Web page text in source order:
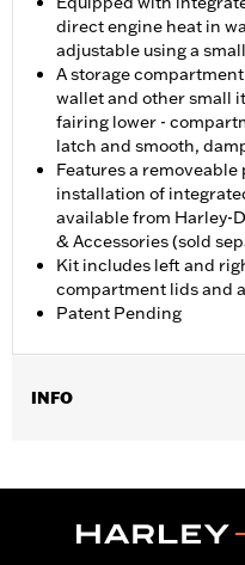
direct engine heat in
adjustable using a
A storage
wallet and other small
fairing lower -
latch and smooth,
Features a
installation of
available from Harley-
& Accessories (sold
Kit includes left and
compartment lids and
Patent Pending
INFO
modellen vereisen de
49000284 of P/N 49000285.